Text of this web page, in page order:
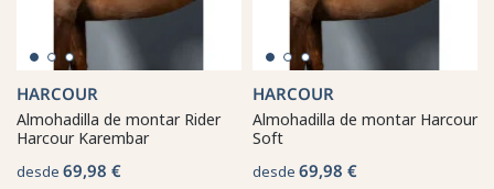
HARCOUR
Almohadilla de montar Rider
Harcour Karembar
desde 69,98 €
HARCOUR
Almohadilla de montar Harcour
Soft
desde 69,98 €